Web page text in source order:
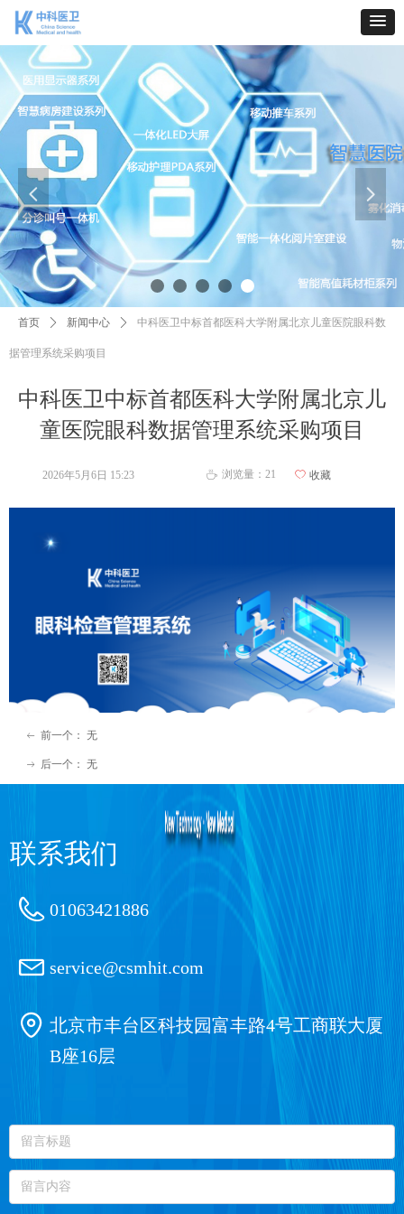
넳 넲
中科医卫中标首都医科大学附属北京儿
童医院眼科数据管理系统采购项目
首页 ꄲ 新闻中心 ꄲ 中科医卫中标首都医科大学附属北京儿童医院眼科数
据管理系统采购项目
2026年5月6日 15:23 ꄘ 浏览量： 21 ꄀ 收藏
ꂃ 前一个： 无
ꁹ 后一个： 无
联系我们
01063421886
service@csmhit.com
北京市丰台区科技园富丰路4号工商联大厦
B座16层